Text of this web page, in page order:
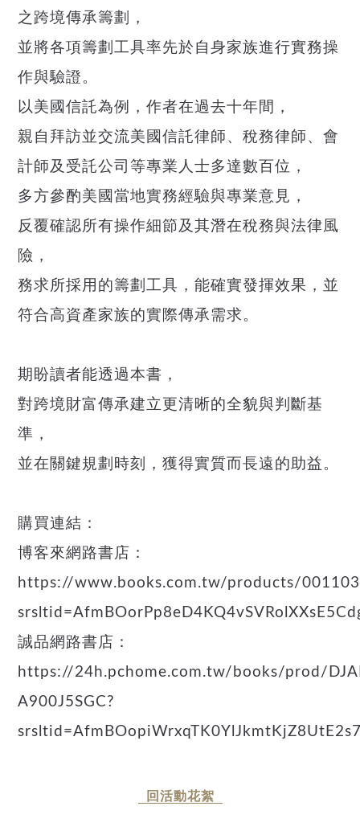
之跨境傳承籌劃，
並將各項籌劃工具率先於自身家族進行實務操
作與驗證。
以美國信託為例，作者在過去十年間，
親自拜訪並交流美國信託律師、稅務律師、會
計師及受託公司等專業人士多達數百位，
多方參酌美國當地實務經驗與專業意見，
反覆確認所有操作細節及其潛在稅務與法律風
險，
務求所採用的籌劃工具，能確實發揮效果，並
符合高資產家族的實際傳承需求。
期盼讀者能透過本書，
對跨境財富傳承建立更清晰的全貌與判斷基
準，
並在關鍵規劃時刻，獲得實質而長遠的助益。
購買連結：
博客來網路書店：
https://www.books.com.tw/products/
誠品網路書店：
https://24h.pchome.com.tw/books/prod/
A900J5SGC?
回活動花絮